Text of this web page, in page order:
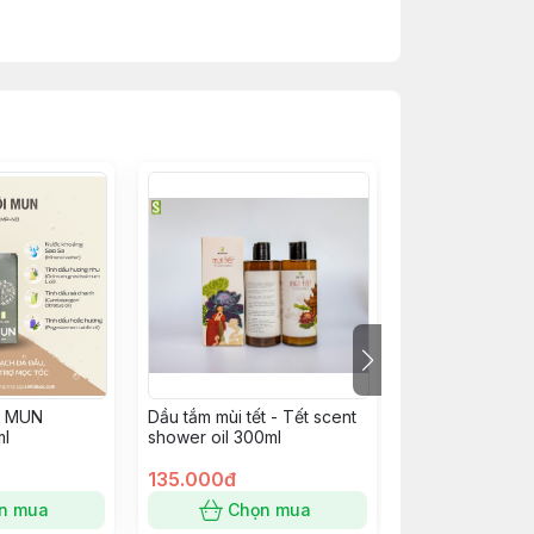
sau khi sử dụng.
sử dụng. Ngưng sử dụng khi có dấu
khi sử dụng. Trường hợp thời tiết
mua
Dầu tắm mùi tết - Tết scent
shower oil 300ml
135.000đ
Chọn mua